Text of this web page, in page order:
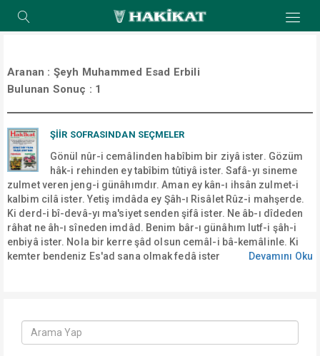
Aranan : Şeyh Muhammed Esad Erbili
Bulunan Sonuç : 1
ŞIIR SOFRASINDAN SEÇMELER
Gönül nûr-i cemâlinden habîbim bir ziyâ ister. Gözüm
hâk-i rehinden ey tabîbim tûtiyâ ister. Safâ-yı sineme
zulmet veren jeng-i günâhımdır. Aman ey kân-ı ihsân zulmet-i
kalbim cilâ ister. Yetiş imdâda ey Şâh-ı Risâlet Rûz-i mahşerde.
Ki derd-i bî-devâ-yı ma'siyet senden şifâ ister. Ne âb-ı dîdeden
râhat ne âh-ı sîneden imdâd. Benim bâr-ı günâhım lutf-i şâh-i
enbiyâ ister. Nola bir kerre şâd olsun cemâl-i bâ-kemâlinle. Ki
kemter bendeniz Es'ad sana olmak fedâ ister
Devamını Oku